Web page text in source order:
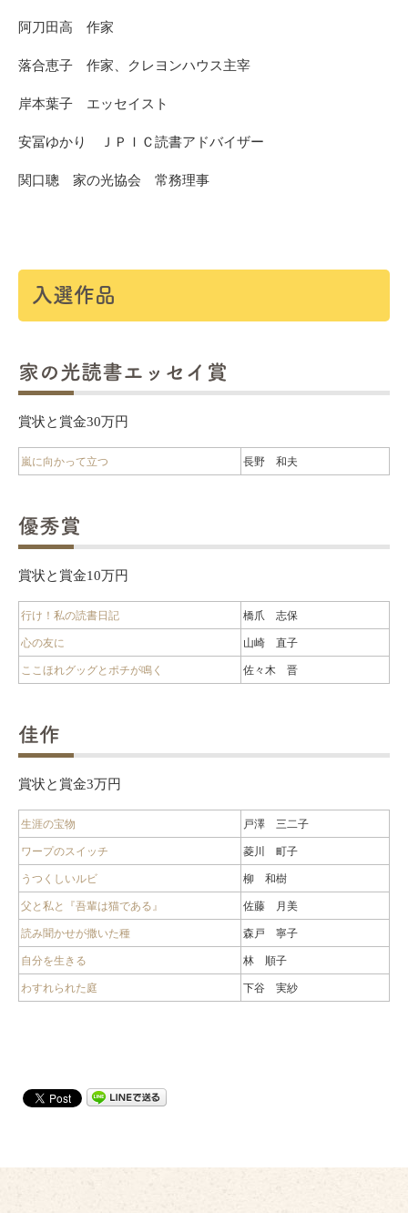
阿刀田高 作家
落合恵子 作家、クレヨンハウス主宰
岸本葉子 エッセイスト
安冨ゆかり ＪＰＩＣ読書アドバイザー
関口聰 家の光協会 常務理事
入選作品
家の光読書エッセイ賞
賞状と賞金30万円
嵐に向かって立つ 長野 和夫
優秀賞
賞状と賞金10万円
行け！私の読書日記 橋爪 志保
心の友に 山崎 直子
ここほれグッグとポチが鳴く 佐々木 晋
佳作
賞状と賞金3万円
生涯の宝物 戸澤 三二子
ワープのスイッチ 菱川 町子
うつくしいルビ 柳 和樹
父と私と『吾輩は猫である』 佐藤 月美
読み聞かせが撒いた種 森戸 寧子
自分を生きる 林 順子
わすれられた庭 下谷 実紗